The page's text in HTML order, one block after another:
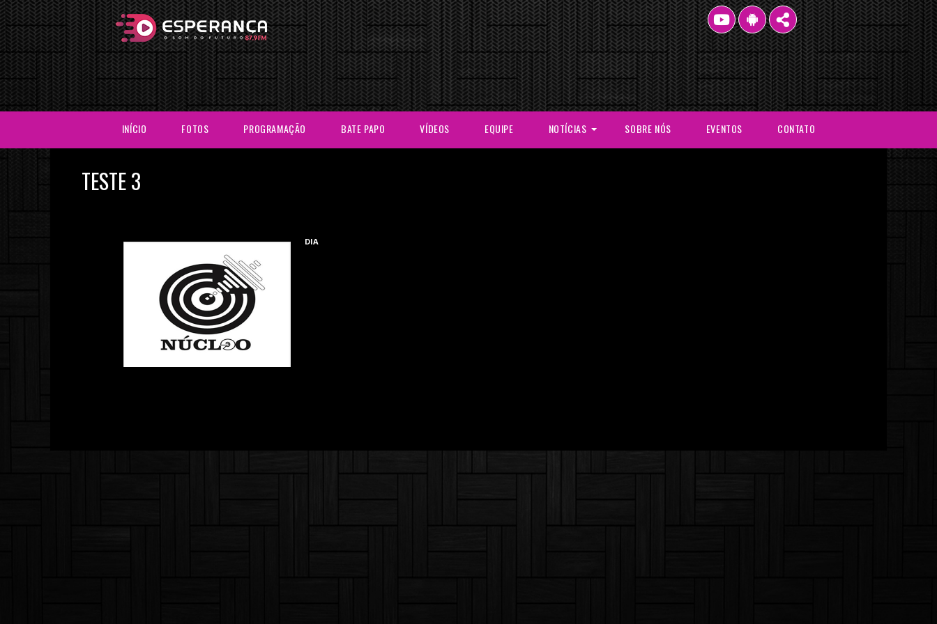
INÍCIO FOTOS PROGRAMAÇÃO BATE PAPO VÍDEOS EQUIPE NOTÍCIAS SOBRE NÓS EVENTOS CONTATO
TESTE 3
DIA